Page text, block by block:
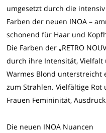
umgesetzt durch die
Farben der neuen INOA –
schonend für Haar und
Die Farben der „RETRO
durch ihre Intensität, Vielfalt
Warmes Blond
zum Strahlen. Vielfältige
Frauen Femininität,
Die neuen INOA Nuancen